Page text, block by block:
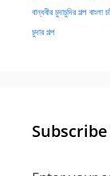
বান্ধবীর চুদাচুদির গল্প বাংলা
চুদার গল্প